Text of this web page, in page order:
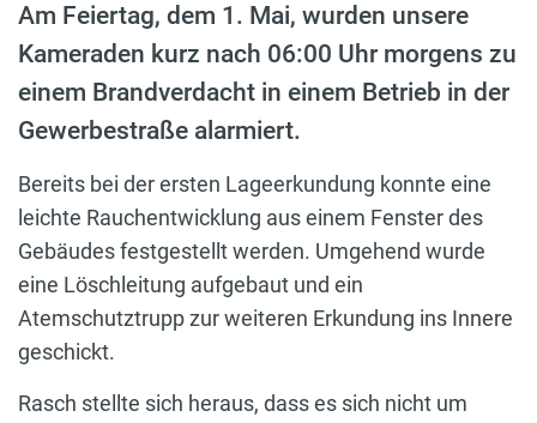
Am Feiertag, dem 1. Mai, wurden unsere
Kameraden kurz nach 06:00 Uhr morgens zu
einem Brandverdacht in einem Betrieb in der
Gewerbestraße alarmiert.
Bereits bei der ersten Lageerkundung konnte eine
leichte Rauchentwicklung aus einem Fenster des
Gebäudes festgestellt werden. Umgehend wurde
eine Löschleitung aufgebaut und ein
Atemschutztrupp zur weiteren Erkundung ins Innere
geschickt.
Rasch stellte sich heraus, dass es sich nicht um